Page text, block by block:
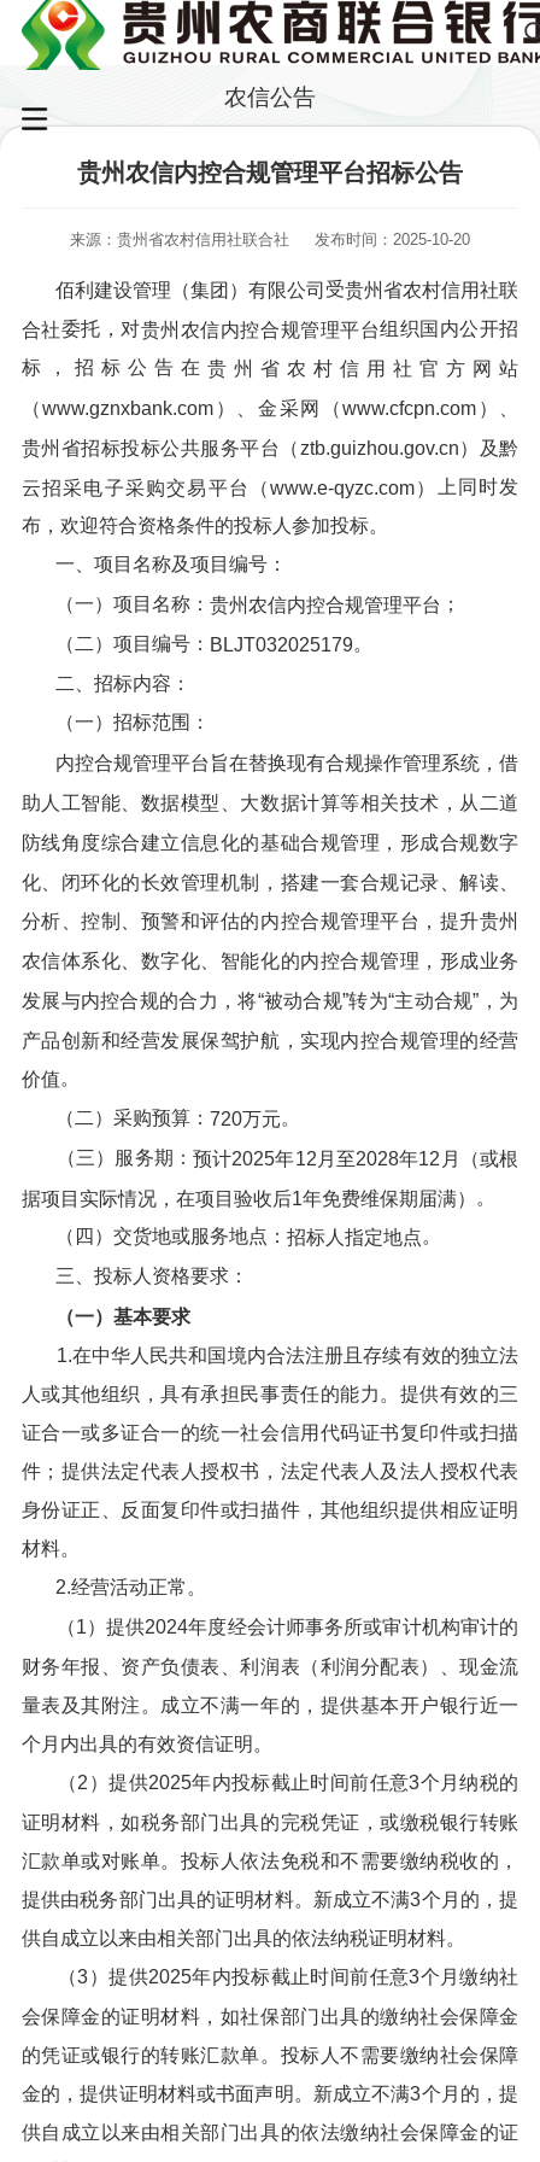
农信公告
贵州农信内控合规管理平台招标公告
来源：贵州省农村信用社联合社 发布时间：2025-10-20
佰利建设管理（集团）有限公司 受贵州省农村信用社联
合社委托，对贵州农信内控合规管理平台组织国内公开招
标，招标公告在 贵州省农村信用社官方网站
（www.gznxbank.com）、金采网（www.cfcpn.com）、
贵州省招标投标公共服务平台（ztb.guizhou.gov.cn）
及黔
云招采电子采购交易平台（www.e-qyzc.com）
上同时发
布，欢迎符合资格条件的投标人参加投标。
一、项目名称及项目编号：
（一）项目名称： 贵州农信内控合规管理平台 ；
（二）项目编号： BLJT032025179。
二、招标内容：
（一）招标范围：
内控合规管理平台旨在替换现有合规操作管理系统，借
助人工智能、数据模型、大数据计算等相关技术，从二道
防线角度综合建立信息化的基础合规管理，形成合规数字
化、闭环化的长效管理机制，搭建一套合规记录、解读、
分析、控制、预警和评估的内控合规管理平台，提升贵州
农信体系化、数字化、智能化的内控合规管理，形成业务
发展与内控合规的合力，将“被动合规”转为“主动合规”，为
产品创新和经营发展保驾护航，实现内控合规管理的经营
价值。
（二）采购预算： 720万元。
（三）服务期：预计2025年12月至2028年12月（或根
据项目实际情况，在项目验收后1年免费维保期届满）
。
（四）交货地或服务地点： 招标人指定地点。
三、投标人资格要求：
（一）基本要求
1.在中华人民共和国境内合法注册且存续有效的独立法
人或其他组织，具有承担民事责任的能力。提供有效的三
证合一或多证合一的统一社会信用代码证书复印件或扫描
件；提供法定代表人授权书，法定代表人及法人授权代表
身份证正、反面复印件或扫描件，其他组织提供相应证明
材料。
2.经营活动正常。
（1）提供2024年度经会计师事务所或审计机构审计的
财务年报、资产负债表、利润表（利润分配表）、现金流
量表及其附注。成立不满一年的，提供基本开户银行近一
个月内出具的有效资信证明。
（2）提供2025年内投标截止时间前任意3个月纳税的
证明材料，如税务部门出具的完税凭证，或缴税银行转账
汇款单或对账单。投标人依法免税和不需要缴纳税收的，
提供由税务部门出具的证明材料。新成立不满3个月的，提
供自成立以来由相关部门出具的依法纳税证明材料。
（3）提供2025年内投标截止时间前任意3个月缴纳社
会保障金的证明材料，如社保部门出具的缴纳社会保障金
的凭证或银行的转账汇款单。投标人不需要缴纳社会保障
金的，提供证明材料或书面声明。新成立不满3个月的，提
供自成立以来由相关部门出具的依法缴纳社会保障金的证